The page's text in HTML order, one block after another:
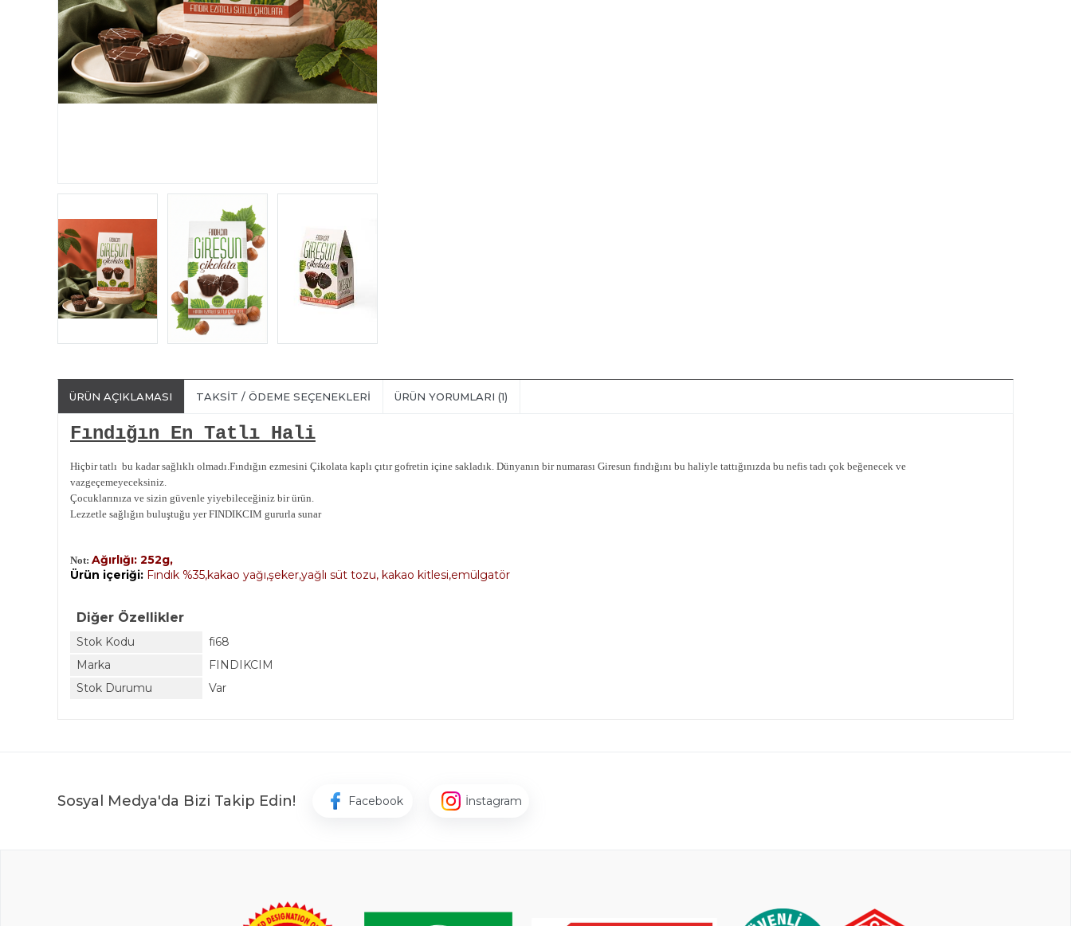
ÜRÜN AÇIKLAMASI TAKSIT / ÖDEME SEÇENEKLERI ÜRÜN YORUMLARI (1)
Fındığın En Tatlı Hali
Hiçbir tatlı bu kadar sağlıklı olmadı.Fındığın ezmesini Çikolata kaplı çıtır gofretin içine sakladık. Dünyanın bir numarası Giresun fındığını bu haliyle tattığınızda bu nefis tadı çok beğenecek ve
vazgeçemeyeceksiniz.
Çocuklarınıza ve sizin güvenle yiyebileceğiniz bir ürün.
Lezzetle sağlığın buluştuğu yer FINDIKCIM gururla sunar
Not: Ağırlığı: 252g,
Ürün içeriği: Fındık %35,kakao yağı,şeker,yağlı süt tozu, kakao kitlesi,emülgatör
Diğer Özellikler
Stok Kodu
fi68
Marka
FINDIKCIM
Stok Durumu
Var
Sosyal Medya'da Bizi Takip Edin! Facebook İnstagram